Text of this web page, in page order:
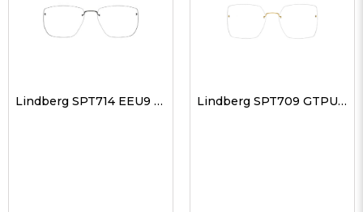
Lindberg SPT714 EEU9 53 Erkek Optik Gözlükler Lindberg SPT709 GTPU17 52 kadın Optik Gözlükler